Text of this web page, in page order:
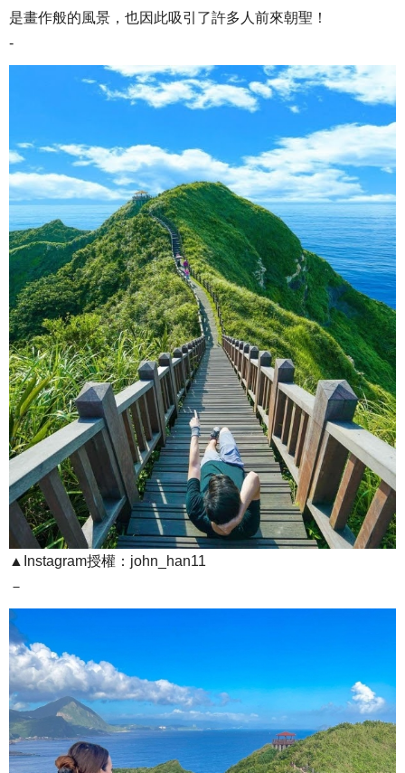
是畫作般的風景，也因此吸引了許多人前來朝聖！
-
▲Instagram授權：john_han11
－